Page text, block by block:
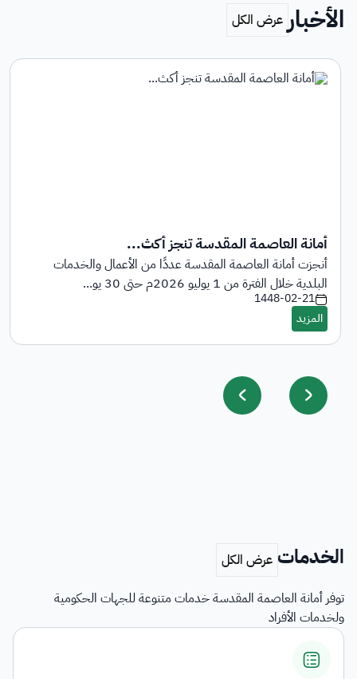
الأخبار
أمانة العاصمة المقدسة تنجز أكث...
أنجزت أمانة العاصمة المقدسة عددًا من الأعمال والخدمات
البلدية خلال الفترة من 1 يوليو 2026م حتى 30 يو...
1448-02-21
الخدمات
توفر أمانة العاصمة المقدسة خدمات متنوعة للجهات الحكومية
ولخدمات الأفراد